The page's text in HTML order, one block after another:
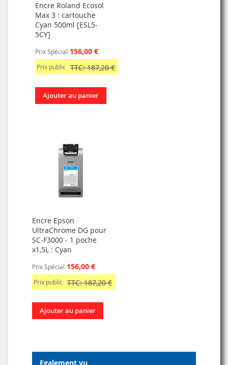
Encre Roland Ecosol
Max 3 : cartouche
Cyan 500ml [ESL5-
5CY]
Prix Spécial 156,00 €
Prix public TTC: 187,20 €
Ajouter au panier
Encre Epson
UltraChrome DG pour
SC-F3000 - 1 poche
x1,5L : Cyan
Prix Spécial 156,00 €
Prix public TTC: 187,20 €
Ajouter au panier
Egalement vu